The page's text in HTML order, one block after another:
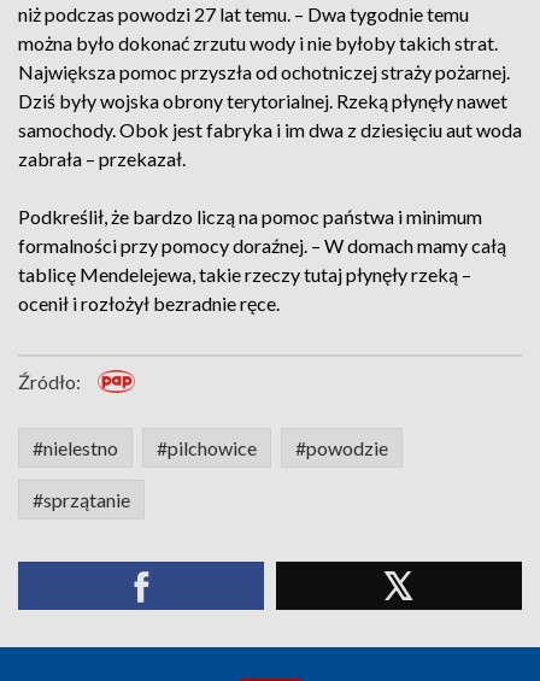
niż podczas powodzi 27 lat temu. – Dwa tygodnie temu
można było dokonać zrzutu wody i nie byłoby takich strat.
Największa pomoc przyszła od ochotniczej straży pożarnej.
Dziś były wojska obrony terytorialnej. Rzeką płynęły nawet
samochody. Obok jest fabryka i im dwa z dziesięciu aut woda
zabrała – przekazał.
Podkreślił, że bardzo liczą na pomoc państwa i minimum
formalności przy pomocy doraźnej. – W domach mamy całą
tablicę Mendelejewa, takie rzeczy tutaj płynęły rzeką –
ocenił i rozłożył bezradnie ręce.
Źródło:
#nielestno #pilchowice #powodzie
#sprzątanie